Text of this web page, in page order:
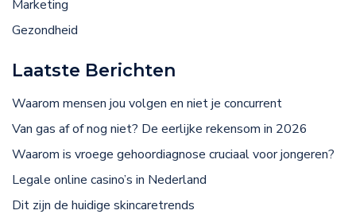
Marketing
Gezondheid
Laatste Berichten
Waarom mensen jou volgen en niet je concurrent
Van gas af of nog niet? De eerlijke rekensom in 2026
Waarom is vroege gehoordiagnose cruciaal voor jongeren?
Legale online casino’s in Nederland
Dit zijn de huidige skincaretrends